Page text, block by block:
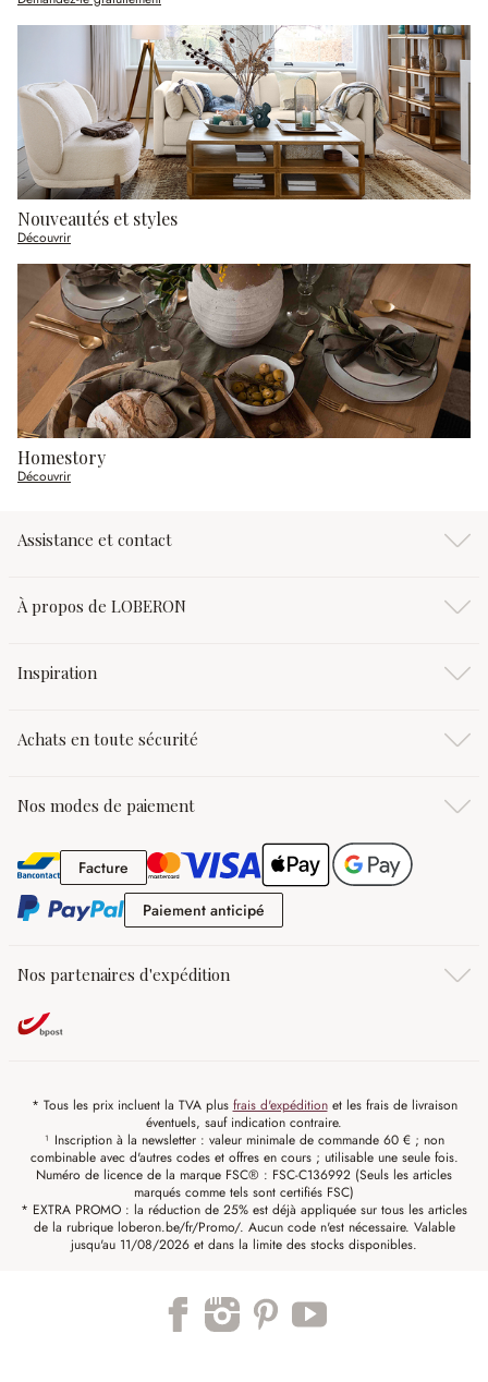
Nouveautés et styles
Découvrir
Homestory
Découvrir
Assistance et contact
À propos de LOBERON
Inspiration
Achats en toute sécurité
Nos modes de paiement
FactureFacture
Paiement anticipé
Nos partenaires d'expédition
* Tous les prix incluent la TVA plus frais d'expéditionet les frais de livraison
éventuels, sauf indication contraire.
¹ Inscription à la newsletter : valeur minimale de commande 60 € ; non
combinable avec d'autres codes et offres en cours ; utilisable une seule fois.
Numéro de licence de la marque FSC® : FSC-C136992 (Seuls les articles
marqués comme tels sont certifiés FSC)
* EXTRA PROMO : la réduction de 25% est déjà appliquée sur tous les articles
de la rubrique loberon.be/fr/Promo/. Aucun code n'est nécessaire. Valable
jusqu'au 11/08/2026 et dans la limite des stocks disponibles.